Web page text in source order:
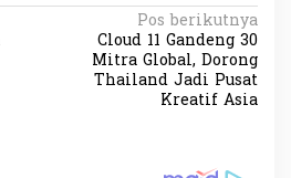
Pos berikutnya
Cloud 11 Gandeng 30
Mitra Global, Dorong
Thailand Jadi Pusat
Kreatif Asia